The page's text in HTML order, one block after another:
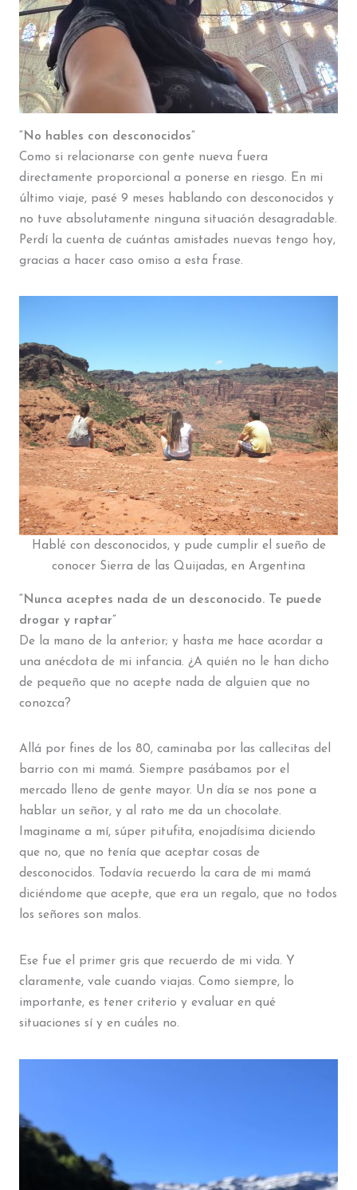
“No hables con desconocidos”
Como si relacionarse con gente nueva fuera
directamente proporcional a ponerse en riesgo. En mi
último viaje, pasé 9 meses hablando con desconocidos y
no tuve absolutamente ninguna situación desagradable.
Perdí la cuenta de cuántas amistades nuevas tengo hoy,
gracias a hacer caso omiso a esta frase.
Hablé con desconocidos, y pude cumplir el sueño de
conocer Sierra de las Quijadas, en Argentina
“Nunca aceptes nada de un desconocido. Te puede
drogar y raptar”
De la mano de la anterior; y hasta me hace acordar a
una anécdota de mi infancia. ¿A quién no le han dicho
de pequeño que no acepte nada de alguien que no
conozca?
Allá por fines de los 80, caminaba por las callecitas del
barrio con mi mamá. Siempre pasábamos por el
mercado lleno de gente mayor. Un día se nos pone a
hablar un señor, y al rato me da un chocolate.
Imaginame a mí, súper pitufita, enojadísima diciendo
que no, que no tenía que aceptar cosas de
desconocidos. Todavía recuerdo la cara de mi mamá
diciéndome que acepte, que era un regalo, que no todos
los señores son malos.
Ese fue el primer gris que recuerdo de mi vida. Y
claramente, vale cuando viajas. Como siempre, lo
importante, es tener criterio y evaluar en qué
situaciones sí y en cuáles no.